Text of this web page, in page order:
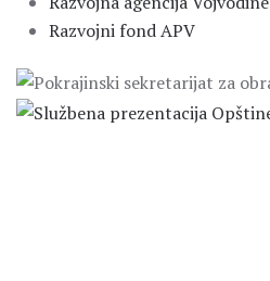
Razvojni fond APV